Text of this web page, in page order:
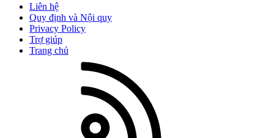
Liên hệ
Quy định và Nội quy
Privacy Policy
Trợ giúp
Trang chủ